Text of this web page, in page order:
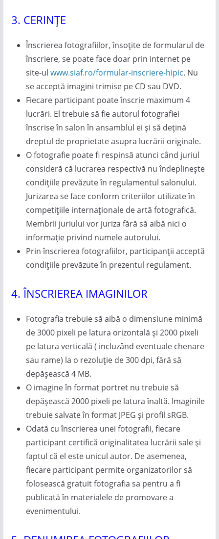
3. CERINȚE
Înscrierea fotografiilor, însoțite de formularul de
înscriere, se poate face doar prin internet pe
site-ul www.siaf.ro/formular-inscriere-hipic. Nu
se acceptă imagini trimise pe CD sau DVD.
Fiecare participant poate înscrie maximum 4
lucrări. El trebuie să fie autorul fotografiei
înscrise în salon în ansamblul ei și să dețină
dreptul de proprietate asupra lucrării originale.
O fotografie poate fi respinsă atunci când juriul
consideră că lucrarea respectivă nu îndeplinește
condițiile prevăzute în regulamentul salonului.
Jurizarea se face conform criteriilor utilizate în
competițiile internaționale de artă fotografică.
Membrii juriului vor juriza fără să aibă nici o
informație privind numele autorului.
Prin înscrierea fotografiilor, participanții acceptă
condițiile prevăzute în prezentul regulament.
4. ÎNSCRIEREA IMAGINILOR
Fotografia trebuie să aibă o dimensiune minimă
de 3000 pixeli pe latura orizontală și 2000 pixeli
pe latura verticală ( incluzând eventuale chenare
sau rame) la o rezoluție de 300 dpi, fără să
depășească 4 MB.
O imagine în format portret nu trebuie să
depășească 2000 pixeli pe latura înaltă. Imaginile
trebuie salvate în format JPEG și profil sRGB.
Odată cu înscrierea unei fotografii, fiecare
participant certifică originalitatea lucrării sale și
faptul că el este unicul autor. De asemenea,
fiecare participant permite organizatorilor să
folosească gratuit fotografia sa pentru a fi
publicată în materialele de promovare a
evenimentului.